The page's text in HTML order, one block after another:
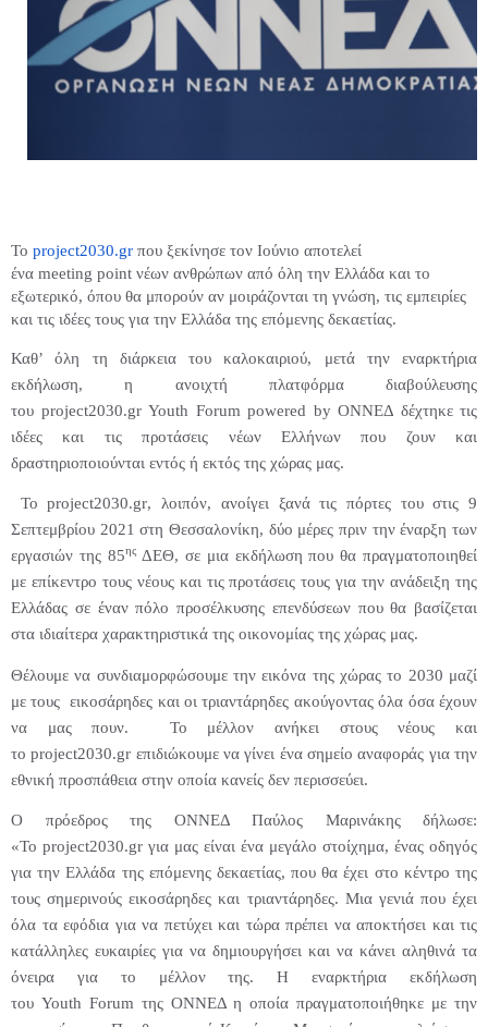
Το project2030.gr που ξεκίνησε τον Ιούνιο αποτελεί
ένα meeting point νέων ανθρώπων από όλη την Ελλάδα και το
εξωτερικό, όπου θα μπορούν αν μοιράζονται τη γνώση, τις εμπειρίες
και τις ιδέες τους για την Ελλάδα της επόμενης δεκαετίας.
Καθ’ όλη τη διάρκεια του καλοκαιριού, μετά την εναρκτήρια
εκδήλωση, η ανοιχτή πλατφόρμα διαβούλευσης
του project2030.gr Youth Forum powered byΟΝΝΕΔ δέχτηκε τις
ιδέες και τις προτάσεις νέων Ελλήνων που ζουν και
δραστηριοποιούνται εντός ή εκτός της χώρας μας.
Τοproject2030.gr, λοιπόν, ανοίγει ξανά τις πόρτες του στις 9
Σεπτεμβρίου 2021 στη Θεσσαλονίκη, δύο μέρες πριν την έναρξη των
εργασιών της 85ηςΔΕΘ, σε μια εκδήλωση που θα πραγματοποιηθεί
με επίκεντρο τους νέους και τις προτάσεις τους για την ανάδειξη της
Ελλάδας σε έναν πόλο προσέλκυσης επενδύσεων που θα βασίζεται
στα ιδιαίτερα χαρακτηριστικά της οικονομίας της χώρας μας.
Θέλουμε να συνδιαμορφώσουμε την εικόνα της χώρας το 2030 μαζί
με τους εικοσάρηδες και οι τριαντάρηδες ακούγοντας όλα όσα έχουν
να μας πουν. Το μέλλον ανήκει στους νέους και
τοproject2030.gr επιδιώκουμε να γίνει ένα σημείο αναφοράς για την
εθνική προσπάθεια στην οποία κανείς δεν περισσεύει.
Ο πρόεδρος της ΟΝΝΕΔ Παύλος Μαρινάκης δήλωσε:
«Το project2030.gr για μας είναι ένα μεγάλο στοίχημα, ένας οδηγός
για την Ελλάδα της επόμενης δεκαετίας, που θα έχει στο κέντρο της
τους σημερινούς εικοσάρηδες και τριαντάρηδες. Μια γενιά που έχει
όλα τα εφόδια για να πετύχει και τώρα πρέπει να αποκτήσει και τις
κατάλληλες ευκαιρίες για να δημιουργήσει και να κάνει αληθινά τα
όνειρα για το μέλλον της. Η εναρκτήρια εκδήλωση
του Youth Forum της ΟΝΝΕΔ η οποία πραγματοποιήθηκε με την